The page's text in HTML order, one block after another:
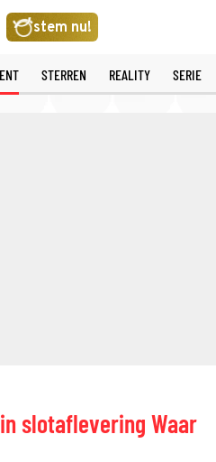
stem nu!
STERREN REALITY SERIE
slotaflevering Waar